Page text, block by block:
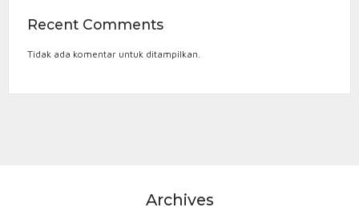
Recent Comments
Tidak ada komentar untuk ditampilkan.
Archives